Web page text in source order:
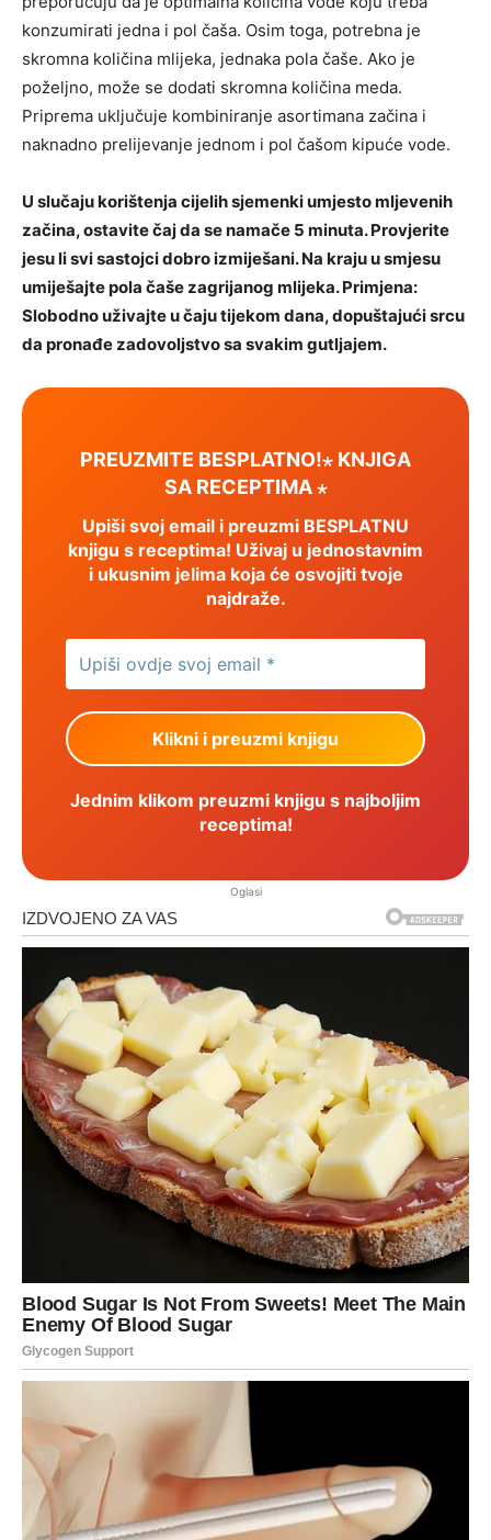
konzumirati jedna i pol čaša. Osim toga, potrebna je
skromna količina mlijeka, jednaka pola čaše. Ako je
poželjno, može se dodati skromna količina meda.
Priprema uključuje kombiniranje asortimana začina i
naknadno prelijevanje jednom i pol čašom kipuće vode.
U slučaju korištenja cijelih sjemenki umjesto mljevenih
začina, ostavite čaj da se namače 5 minuta. Provjerite
jesu li svi sastojci dobro izmiješani. Na kraju u smjesu
umiješajte pola čaše zagrijanog mlijeka. Primjena:
Slobodno uživajte u čaju tijekom dana, dopuštajući srcu
da pronađe zadovoljstvo sa svakim gutljajem.
PREUZMITE BESPLATNO!⋆ KNJIGA
SA RECEPTIMA ⋆
Upiši svoj email i preuzmi BESPLATNU
knjigu s receptima! Uživaj u jednostavnim
i ukusnim jelima koja će osvojiti tvoje
najdraže.
Jednim klikom preuzmi knjigu s najboljim
receptima!
Oglasi